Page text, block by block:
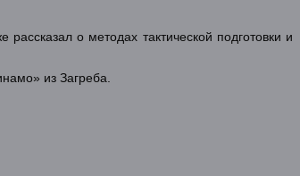
о методах тактической подготовки и
из Загреба.